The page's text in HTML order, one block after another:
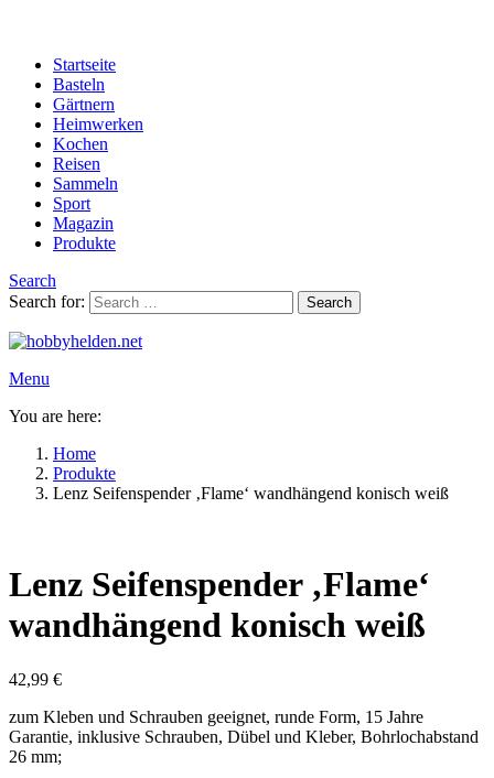
Startseite
Basteln
Gärtnern
Heimwerken
Kochen
Reisen
Sammeln
Sport
Magazin
Produkte
Search
Search for:
Search
Menu
You are here:
Home
Produkte
Lenz Seifenspender ‚Flame‘ wandhängend konisch weiß
Lenz Seifenspender ‚Flame‘
wandhängend konisch weiß
42,99 €
zum Kleben und Schrauben geeignet, runde Form, 15 Jahre
Garantie, inklusive Schrauben, Dübel und Kleber, Bohrlochabstand
26 mm;